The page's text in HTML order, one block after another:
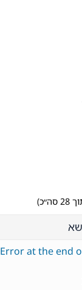
Error at the end